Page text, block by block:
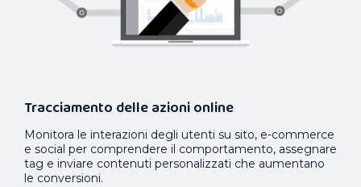
Tracciamento delle azioni online
Monitora le interazioni degli utenti su sito, e-commerce
e social per comprendere il comportamento, assegnare
tag e inviare contenuti personalizzati che aumentano
le conversioni.